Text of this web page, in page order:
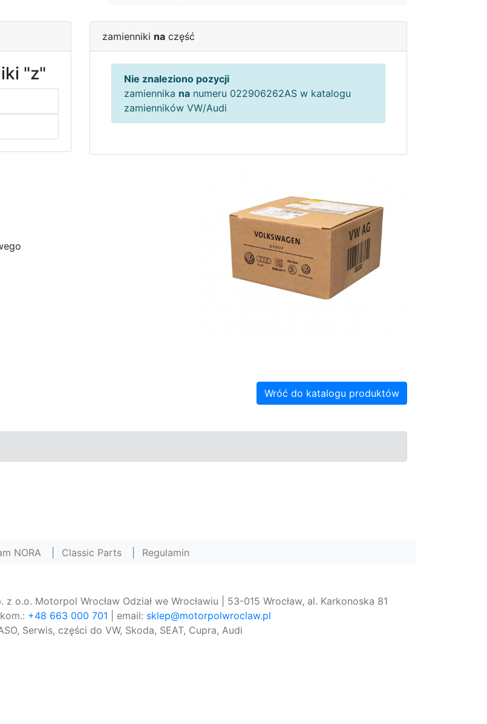
"z"
zamienniki na część
Nie znaleziono pozycji
zamiennika na numeru 022906262AS w katalogu
zamienników VW/Audi
Wróć do katalogu produktów
NORA Classic Parts Regulamin
z o.o. Motorpol Wrocław Odział we Wrocławiu | 53-015 Wrocław, al. Karkonoska 81
+48 663 000 701 | email: sklep@motorpolwroclaw.pl
Serwis, części do VW, Skoda, SEAT, Cupra, Audi